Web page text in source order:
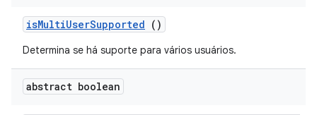
isMultiUserSupported ()
Determina se há suporte para vários usuários.
abstract boolean